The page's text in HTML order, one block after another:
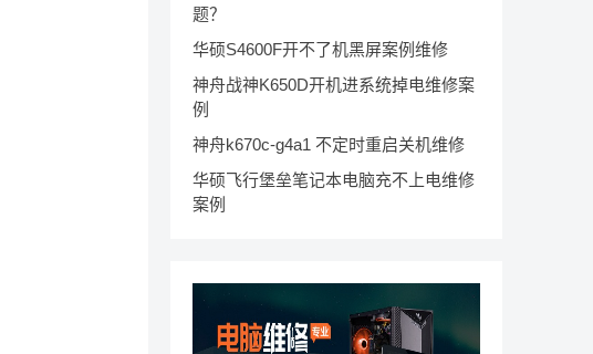
题？
华硕S4600F开不了机黑屏案例维修
神舟战神K650D开机进系统掉电维修案
例
神舟k670c-g4a1 不定时重启关机维修
华硕飞行堡垒笔记本电脑充不上电维修
案例